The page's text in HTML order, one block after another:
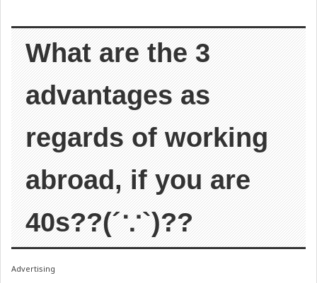
What are the 3
advantages as
regards of working
abroad, if you are
40s??(´∵`)??
Advertising